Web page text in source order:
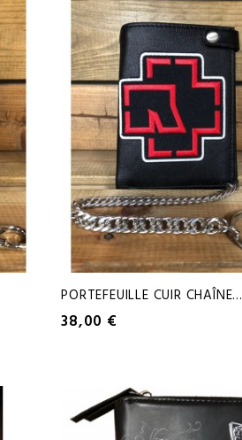
PORTEFEUILLE CUIR CHAÎNE...
38,00 €